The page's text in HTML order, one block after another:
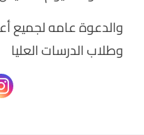
والدعوة عامه لجميع
وطلاب الدرسات العليا